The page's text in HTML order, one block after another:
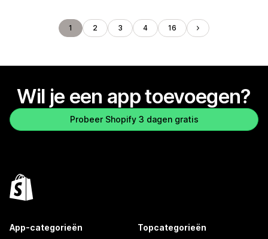
1 2 3 4 16
Wil je een app toevoegen?
Probeer Shopify 3 dagen gratis
App-categorieën Topcategorieën